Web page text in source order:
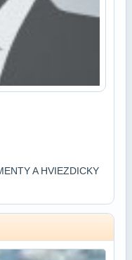
A HVIEZDICKY